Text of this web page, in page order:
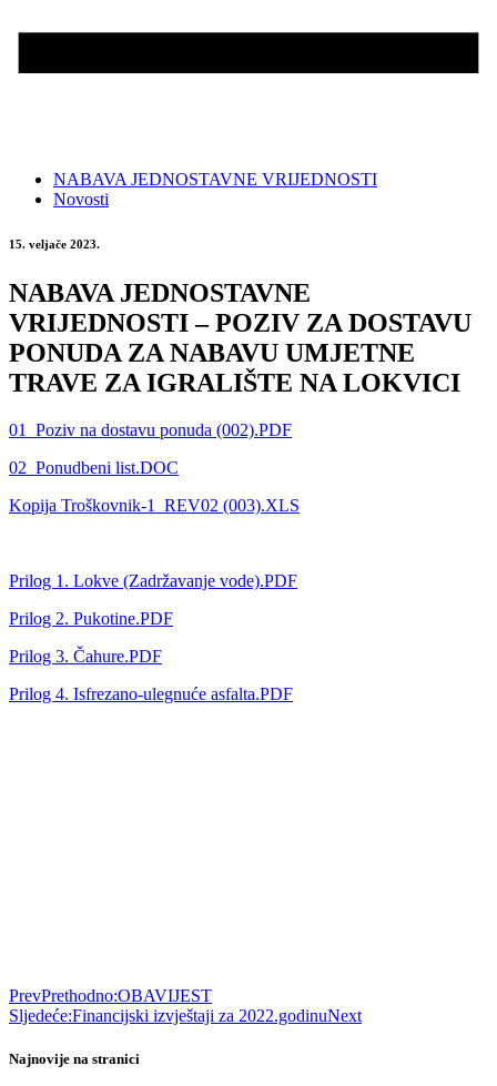
NABAVA JEDNOSTAVNE VRIJEDNOSTI
Novosti
15. veljače 2023.
NABAVA JEDNOSTAVNE
VRIJEDNOSTI – POZIV ZA DOSTAVU
PONUDA ZA NABAVU UMJETNE
TRAVE ZA IGRALIŠTE NA LOKVICI
01_Poziv na dostavu ponuda (002).PDF
02_Ponudbeni list.DOC
Kopija Troškovnik-1_REV02 (003).XLS
Prilog 1. Lokve (Zadržavanje vode).PDF
Prilog 2. Pukotine.PDF
Prilog 3. Čahure.PDF
Prilog 4. Isfrezano-ulegnuće asfalta.PDF
PrevPrethodno:OBAVIJEST
Sljedeće:Financijski izvještaji za 2022.godinuNext
Najnovije na stranici